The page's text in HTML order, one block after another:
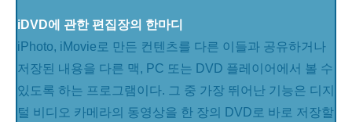
iDVD에 관한 편집장의 한마디
iPhoto, iMovie로 만든 컨텐츠를 다른 이들과 공유하거나
저장된 내용을 다른 맥, PC 또는 DVD 플레이어에서 볼 수
있도록 하는 프로그램이다. 그 중 가장 뛰어난 기능은 디지
털 비디오 카메라의 동영상을 한 장의 DVD로 바로 저장할